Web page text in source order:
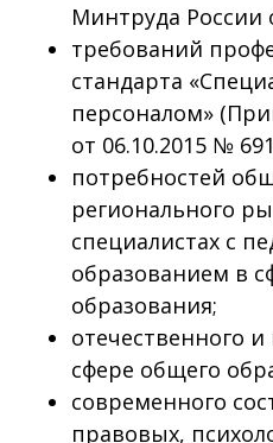
Минтруда России
требований
стандарта
персоналом»
от 06.10.2015 №
потребностей
регионального
специалистах с
образованием в
образования;
отечественного
сфере общего
современного
правовых,